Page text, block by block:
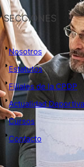
SECCIONES
Nosotros
Estatutos
Filiales de la CPDP
Actualidad Deportiva
Cursos
Contacto